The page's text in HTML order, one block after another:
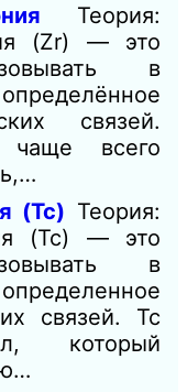
Теория:
(Zr) — это
в
связей.
чаще всего
(Tc) Теория:
(Tc) — это
в
связей. Tc
который